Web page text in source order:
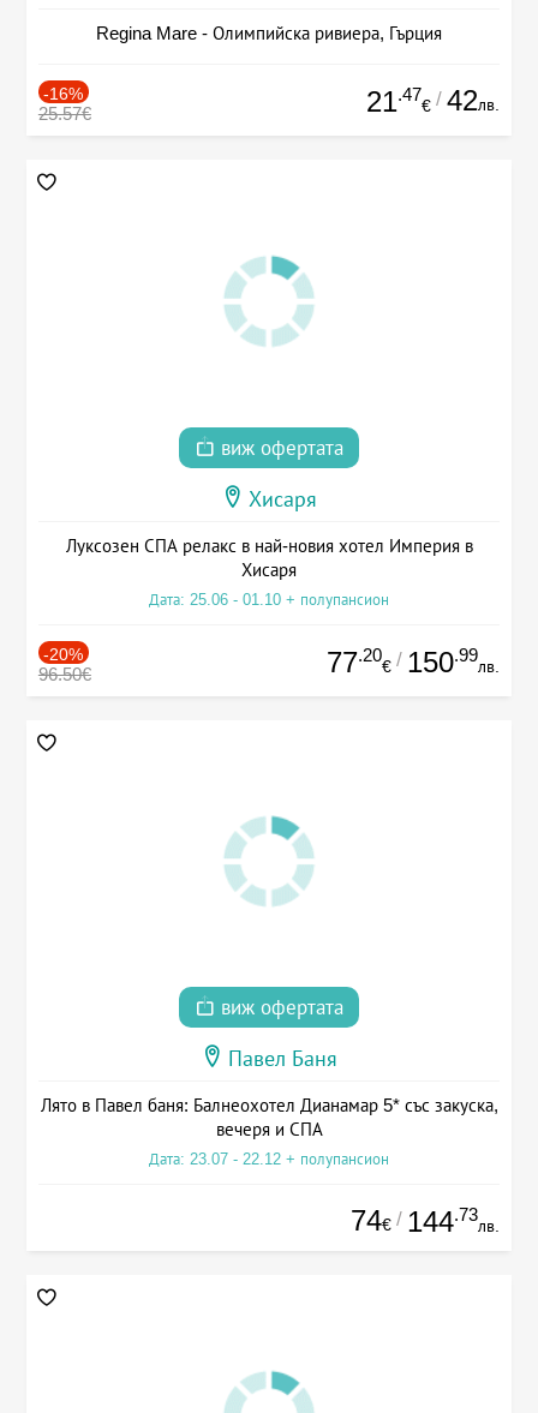
Regina Mare - Олимпийска ривиера, Гърция
-16%
25.57€ 21.47
€ / 42лв.
виж офертата
Хисаря
Луксозен СПА релакс в най-новия хотел Империя в
Хисаря
Дата: 25.06 - 01.10 + полупансион
-20%
96.50€ 77.20
€ / 150.99
лв.
виж офертата
Павел Баня
Лято в Павел баня: Балнеохотел Дианамар 5* със закуска,
вечеря и СПА
Дата: 23.07 - 22.12 + полупансион
74€ / 144.73
лв.